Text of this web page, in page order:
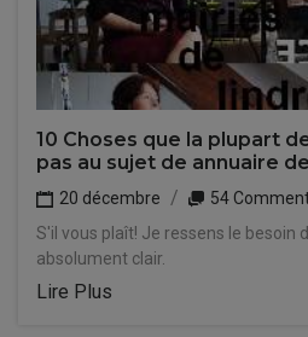
10 Choses que la plupart
pas au sujet de annuaire
20 décembre
54
S'il vous plaît! Je ressens le besoin
absolument clair.
Lire Plus